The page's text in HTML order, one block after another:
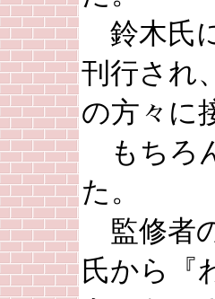
鈴木氏
刊行され
の方々に
もちろ
た。
監修者
氏から『